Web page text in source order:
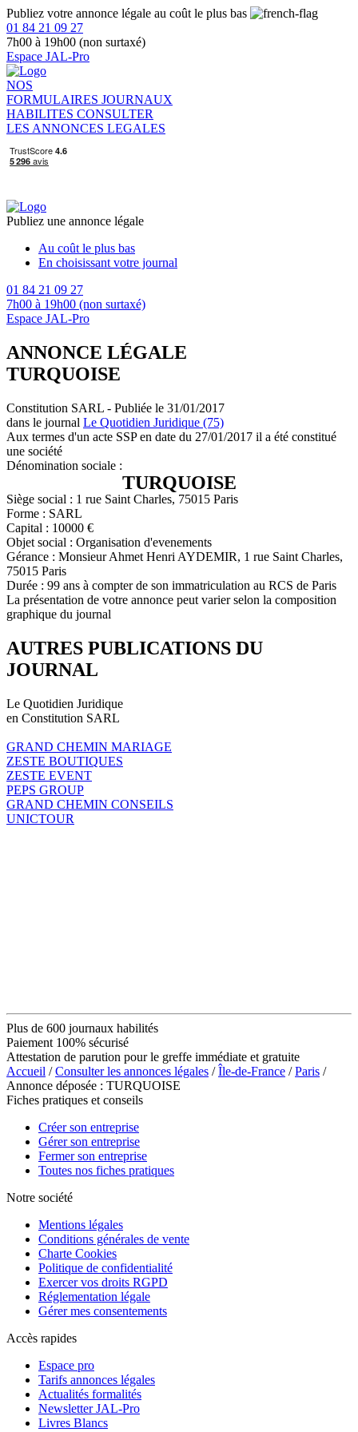
Publiez votre annonce légale au coût le plus bas
01 84 21 09 27
7h00 à 19h00 (non surtaxé)
Espace JAL-Pro
NOS
FORMULAIRES JOURNAUX
HABILITES CONSULTER
LES ANNONCES LEGALES
Publiez une annonce légale
Au coût le plus bas
En choisissant votre journal
01 84 21 09 27
7h00 à 19h00 (non surtaxé)
Espace JAL-Pro
ANNONCE LÉGALE
TURQUOISE
Constitution SARL - Publiée le 31/01/2017
dans le journal Le Quotidien Juridique (75)
Aux termes d'un acte SSP en date du 27/01/2017 il a été constitué
une société
Dénomination sociale :
TURQUOISE
Siège social : 1 rue Saint Charles, 75015 Paris
Forme : SARL
Capital : 10000 €
Objet social : Organisation d'evenements
Gérance : Monsieur Ahmet Henri AYDEMIR, 1 rue Saint Charles,
75015 Paris
Durée : 99 ans à compter de son immatriculation au RCS de Paris
La présentation de votre annonce peut varier selon la composition
graphique du journal
AUTRES PUBLICATIONS DU
JOURNAL
Le Quotidien Juridique
en Constitution SARL
GRAND CHEMIN MARIAGE
ZESTE BOUTIQUES
ZESTE EVENT
PEPS GROUP
GRAND CHEMIN CONSEILS
UNICTOUR
Plus de 600 journaux habilités
Paiement 100% sécurisé
Attestation de parution pour le greffe immédiate et gratuite
Accueil /Consulter les annonces légales /Île-de-France /Paris /
Annonce déposée : TURQUOISE
Fiches pratiques et conseils
Créer son entreprise
Gérer son entreprise
Fermer son entreprise
Toutes nos fiches pratiques
Notre société
Mentions légales
Conditions générales de vente
Charte Cookies
Politique de confidentialité
Exercer vos droits RGPD
Réglementation légale
Gérer mes consentements
Accès rapides
Espace pro
Tarifs annonces légales
Actualités formalités
Newsletter JAL-Pro
Livres Blancs